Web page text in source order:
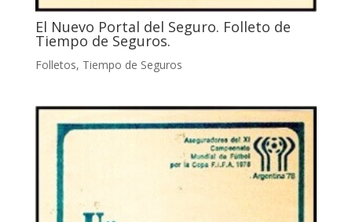
El Nuevo Portal del Seguro. Folleto de
Tiempo de Seguros.
Folletos, Tiempo de Seguros